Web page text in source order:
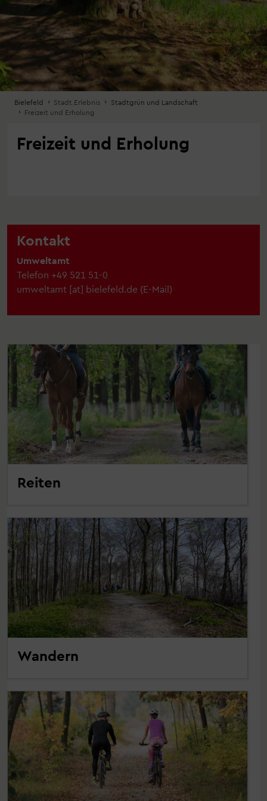
Bielefeld Stadt.Erlebnis
Stadtgrün und Landschaft
Freizeit und Erholung
Freizeit und Erholung
Kontakt
Umweltamt
Telefon +49 521 51-0
umweltamt [at] bielefeld.de (E-Mail)
Reiten
Wandern